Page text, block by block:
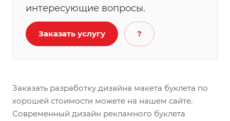
интересующие вопросы.
Заказать услугу ?
Заказать разработку дизайна макета буклета по
хорошей стоимости можете на нашем сайте.
Современный дизайн рекламного буклета